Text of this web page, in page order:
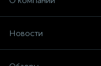
Новости